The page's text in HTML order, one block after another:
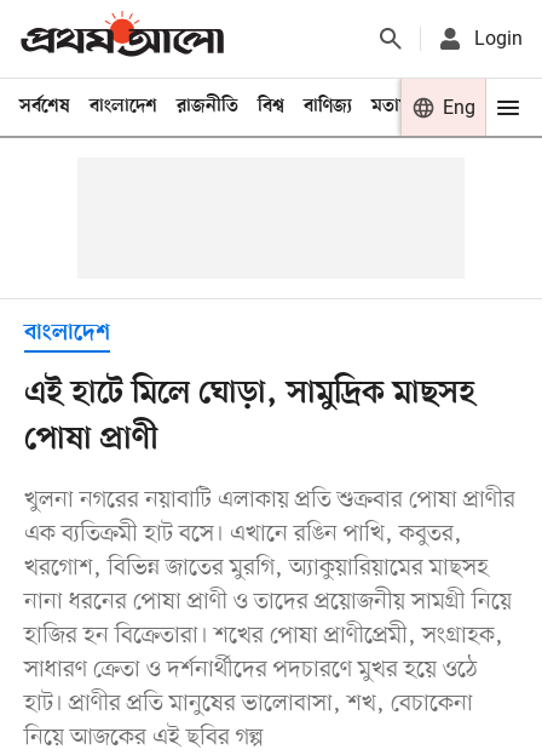
Login
সর্বশেষ বাংলাদেশ রাজনীতি বিশ্ব বাণিজ্য মতামত খেলা
Eng
বাংলাদেশ
এই হাটে মিলে ঘোড়া, সামুদ্রিক মাছসহ
পোষা প্রাণী
খুলনা নগরের নয়াবাটি এলাকায় প্রতি শুক্রবার পোষা প্রাণীর
এক ব্যতিক্রমী হাট বসে। এখানে রঙিন পাখি, কবুতর,
খরগোশ, বিভিন্ন জাতের মুরগি, অ্যাকুয়ারিয়ামের মাছসহ
নানা ধরনের পোষা প্রাণী ও তাদের প্রয়োজনীয় সামগ্রী নিয়ে
হাজির হন বিক্রেতারা। শখের পোষা প্রাণীপ্রেমী, সংগ্রাহক,
সাধারণ ক্রেতা ও দর্শনার্থীদের পদচারণে মুখর হয়ে ওঠে
হাট। প্রাণীর প্রতি মানুষের ভালোবাসা, শখ, বেচাকেনা
নিয়ে আজকের এই ছবির গল্প